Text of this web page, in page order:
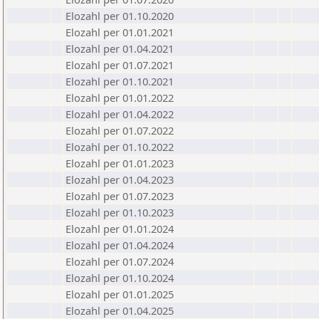
Elozahl per 01.10.2020
Elozahl per 01.01.2021
Elozahl per 01.04.2021
Elozahl per 01.07.2021
Elozahl per 01.10.2021
Elozahl per 01.01.2022
Elozahl per 01.04.2022
Elozahl per 01.07.2022
Elozahl per 01.10.2022
Elozahl per 01.01.2023
Elozahl per 01.04.2023
Elozahl per 01.07.2023
Elozahl per 01.10.2023
Elozahl per 01.01.2024
Elozahl per 01.04.2024
Elozahl per 01.07.2024
Elozahl per 01.10.2024
Elozahl per 01.01.2025
Elozahl per 01.04.2025